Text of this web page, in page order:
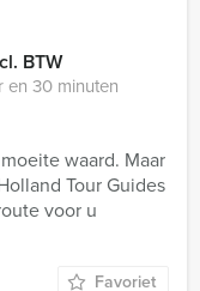
BTW
en 30 minuten
waard. Maar
Tour Guides
voor u
Favoriet